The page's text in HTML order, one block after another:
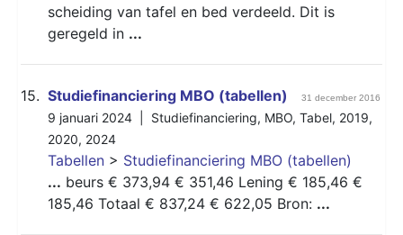
scheiding van tafel en bed verdeeld. Dit is
geregeld in ...
15. Studiefinanciering MBO (tabellen) 31 december 2016
9 januari 2024 | Studiefinanciering, MBO, Tabel, 2019,
2020, 2024
Tabellen > Studiefinanciering MBO (tabellen)
... beurs € 373,94 € 351,46 Lening € 185,46 €
185,46 Totaal € 837,24 € 622,05 Bron: ...